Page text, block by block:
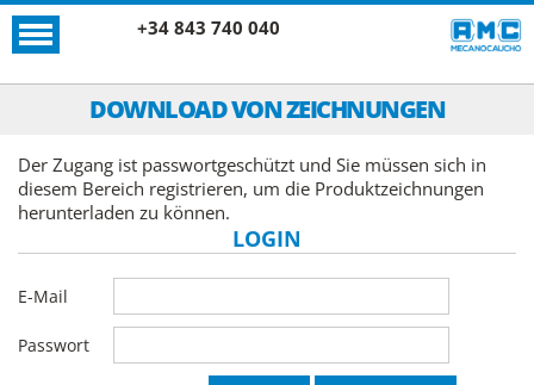
+34 843 740 040
DOWNLOAD VON ZEICHNUNGEN
Der Zugang ist passwortgeschützt und Sie müssen sich in
diesem Bereich registrieren, um die Produktzeichnungen
herunterladen zu können.
LOGIN
E-Mail
Passwort